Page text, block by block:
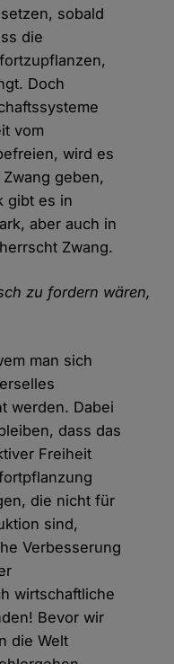
sobald
die
Doch
vom
wird es
geben,
gibt es in
aber auch in
Zwang.
zu fordern wären,
man sich
werden. Dabei
dass das
Freiheit
die nicht für
sind,
Verbesserung
wirtschaftliche
Bevor wir
die Welt